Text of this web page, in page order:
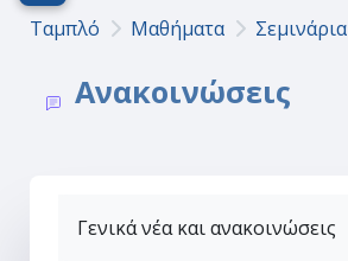
Ταμπλό Μαθήματα Σεμινάρια
Ανακοινώσεις
Γενικά νέα και ανακοινώσεις